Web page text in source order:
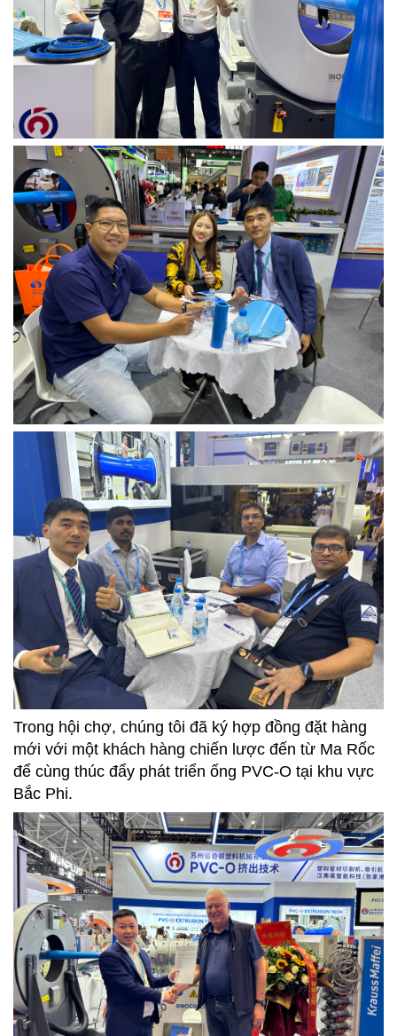
Trong hội chợ, chúng tôi đã ký hợp đồng đặt hàng
mới với một khách hàng chiến lược đến từ Ma Rốc
để cùng thúc đẩy phát triển ống PVC-O tại khu vực
Bắc Phi.